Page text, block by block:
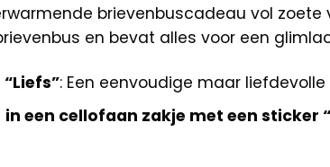
brievenbuscadeau vol
en bevat alles voor een
: Een eenvoudige maar
een cellofaan zakje met een sticker